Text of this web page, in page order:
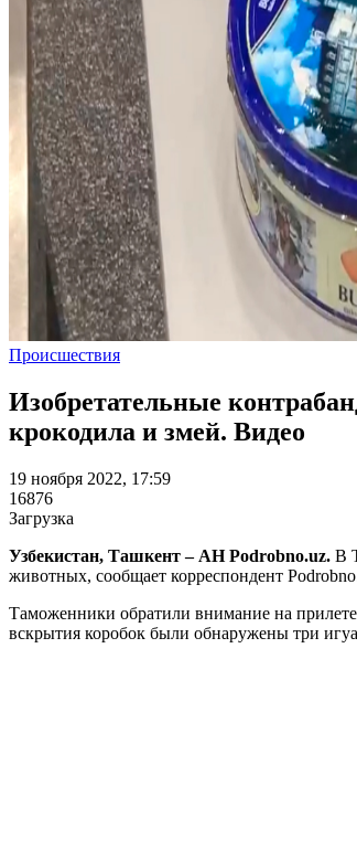
Происшествия
Изобретательные
крокодила и змей. Видео
19 ноября 2022, 17:59
16876
Загрузка
Узбекистан, Ташкент – АН Podrobno.uz. В
животных, сообщает корреспондент
Таможенники обратили внимание на
вскрытия коробок были обнаружены три